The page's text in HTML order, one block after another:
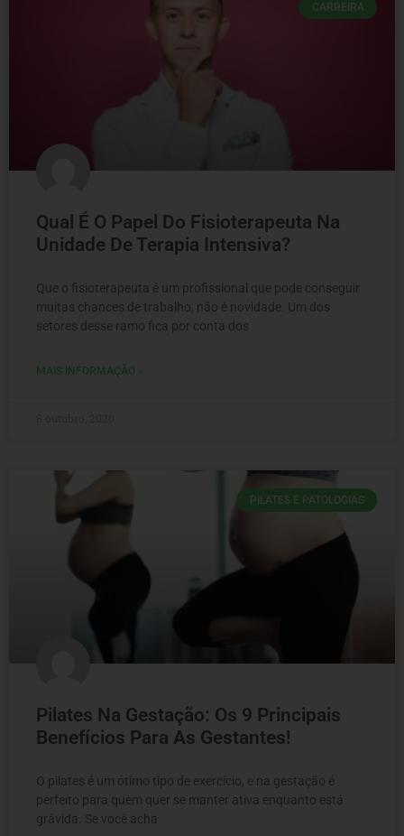
CARREIRA
Qual É O Papel Do Fisioterapeuta Na
Unidade De Terapia Intensiva?
Que o fisioterapeuta é um profissional que pode conseguir
muitas chances de trabalho, não é novidade. Um dos
setores desse ramo fica por conta dos
MAIS INFORMAÇÃO »
PILATES E PATOLOGIAS
Pilates Na Gestação: Os 9 Principais
Benefícios Para As Gestantes!
O pilates é um ótimo tipo de exercício, e na gestação é
perfeito para quem quer se manter ativa enquanto está
grávida. Se você acha